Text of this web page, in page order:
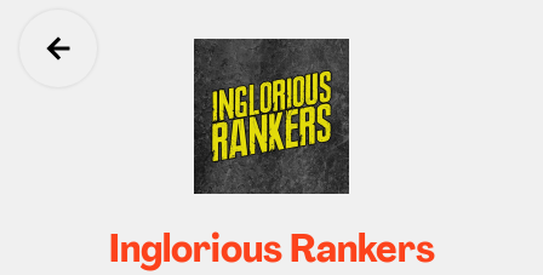
Ga terug
Inglorious Rankers